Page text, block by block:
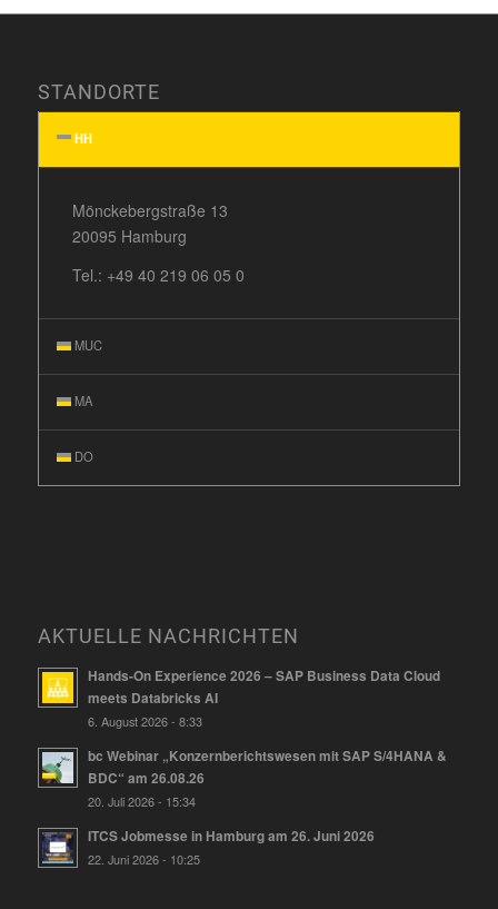
STANDORTE
HH
Mönckebergstraße 13
20095 Hamburg
Tel.: +49 40 219 06 05 0
MUC
MA
DO
AKTUELLE NACHRICHTEN
Hands-On Experience 2026 – SAP Business Data Cloud
meets Databricks AI
6. August 2026 - 8:33
bc Webinar „Konzernberichtswesen mit SAP S/4HANA &
BDC“ am 26.08.26
20. Juli 2026 - 15:34
ITCS Jobmesse in Hamburg am 26. Juni 2026
22. Juni 2026 - 10:25